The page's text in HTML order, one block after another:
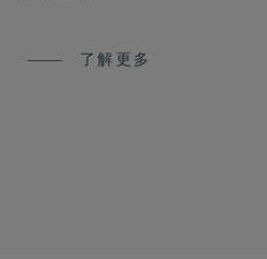
了解更多